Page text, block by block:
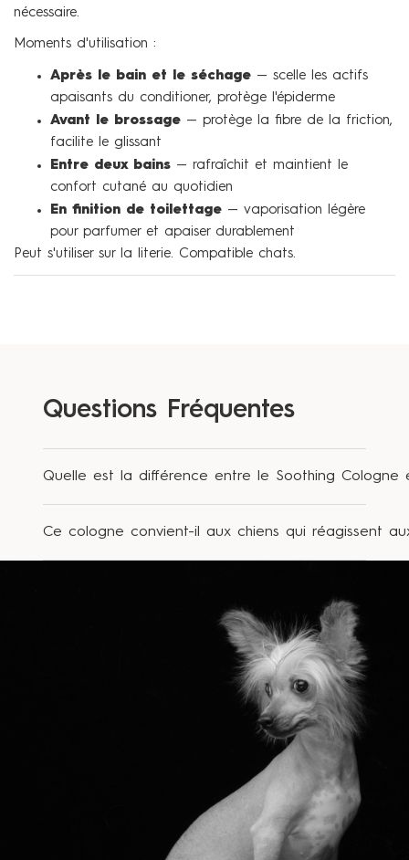
nécessaire.
Moments d'utilisation :
Après le bain et le séchage — scelle les actifs
apaisants du conditioner, protège l'épiderme
Avant le brossage — protège la fibre de la friction,
facilite le glissant
Entre deux bains — rafraîchit et maintient le
confort cutané au quotidien
En finition de toilettage — vaporisation légère
pour parfumer et apaiser durablement
Peut s'utiliser sur la literie. Compatible chats.
Questions Fréquentes
Quelle est la différence entre le Soothing Cologne
parfumé, conçu pour prolonger l’effet
apaisant du bain sur les peaux sensibles sans
est une formule ciblée sans parfum,
conçue pour une application directe sur les
zones irritées, allergiques ou en crise. Les
deux sont complémentaires dans une routine
Ce cologne convient-il aux chiens qui réagissent
calibré pour la sensibilité olfactive du chien.
Pour les chiens présentant des réactions aux
composés aromatiques même naturels, la
Mousse Nettoyante Hypoallergénique ou le
Dermal Relief Topical Spray (sans parfum)